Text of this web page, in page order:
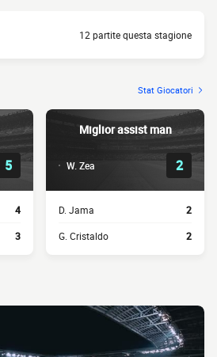
12 partite questa stagione
Stat Giocatori
5
4
3
Miglior assist man
W. Zea 2
D. Jama 2
G. Cristaldo 2